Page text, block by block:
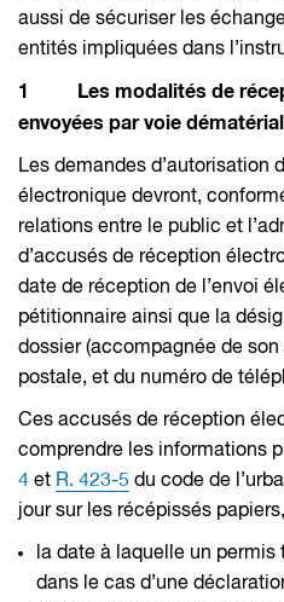
aussi de sécuriser les
entités impliquées dans
1 Les modalités de
envoyées par voie
Les demandes d’autorisation
électronique devront,
relations entre le public et
d’accusés de réception
date de réception de l’envoi
pétitionnaire ainsi que la
dossier (accompagnée de
postale, et du numéro de
Ces accusés de réception
comprendre les informations
4 et R. 423-5 du code de
jour sur les récépissés
la date à laquelle un
dans le cas d’une